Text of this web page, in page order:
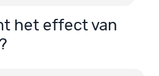
het effect van